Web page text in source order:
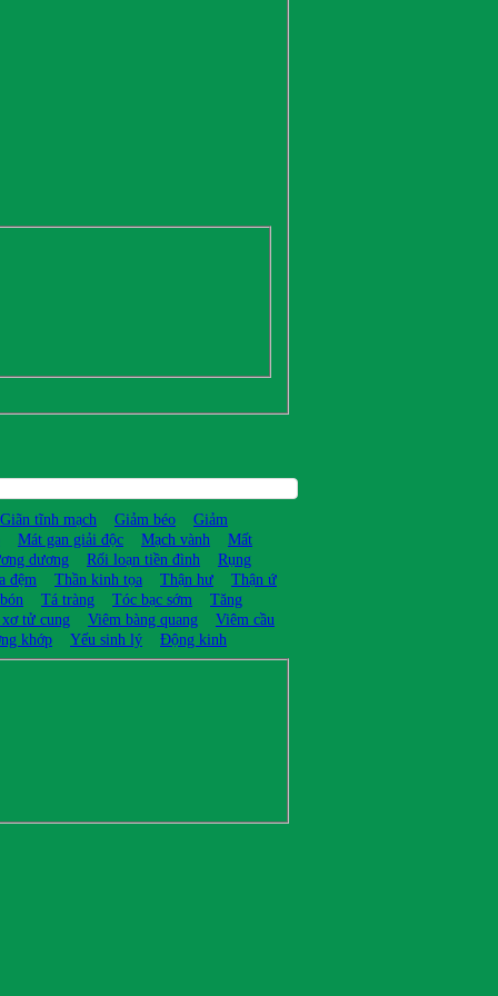
Giãn tĩnh mạch Giảm béo
Giảm
Mát gan giải độc Mạch vành
Mất
dương Rối loạn tiền đình
Rụng
đệm Thần kinh tọa Thận hư
Thận ứ
Tá tràng Tóc bạc sớm
Tăng
tử cung Viêm bàng quang
Viêm cầu
khớp Yếu sinh lý Động kinh